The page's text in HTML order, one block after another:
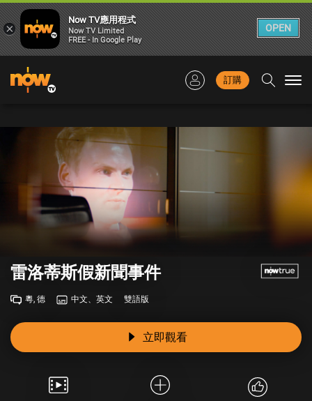
訂購
雷洛蒂斯假新聞事件
粵, 德 中文、英文 雙語版
立即觀看
×
Now TV應用程式
Now TV Limited
FREE - In Google Play
OPEN